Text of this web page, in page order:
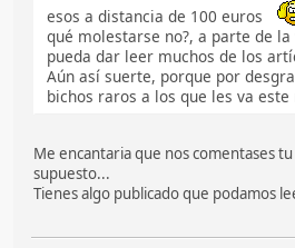
esos a distancia de 100 euros
qué molestarse no?, a parte de la
pueda dar leer muchos de los
Aún así suerte, porque por
bichos raros a los que les va este
Me encantaria que nos comentases
supuesto...
Tienes algo publicado que podamos